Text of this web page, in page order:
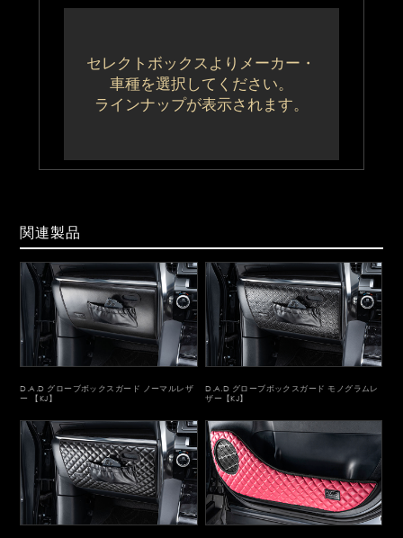
セレクトボックスよりメーカー・
車種を選択してください。
ラインナップが表示されます。
関連製品
D.A.D グローブボックスガード ノーマルレザ
ー 【KJ】
D.A.D グローブボックスガード モノグラムレ
ザー【KJ】